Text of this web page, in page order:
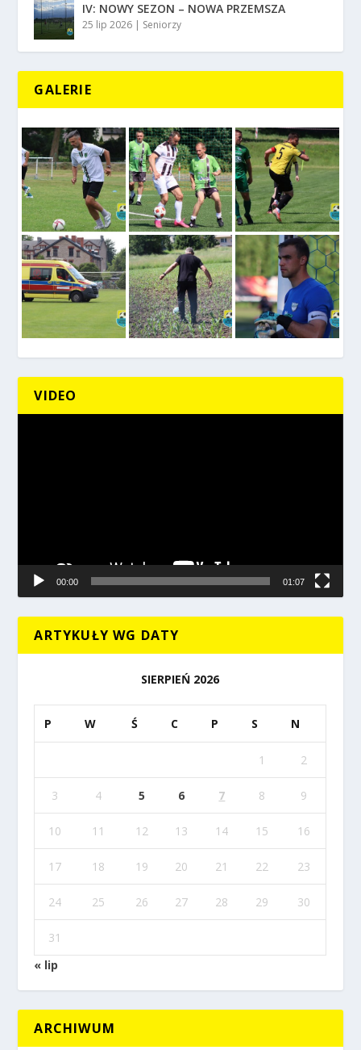
IV: NOWY SEZON – NOWA PRZEMSZA
25 lip 2026 | Seniorzy
GALERIE
VIDEO
00:00 01:07
ARTYKUŁY WG DATY
SIERPIEŃ 2026
P W Ś C P S N
1 2
3 4 5 6 7 8 9
10 11 12 13 14 15 16
17 18 19 20 21 22 23
24 25 26 27 28 29 30
31
« lip
ARCHIWUM